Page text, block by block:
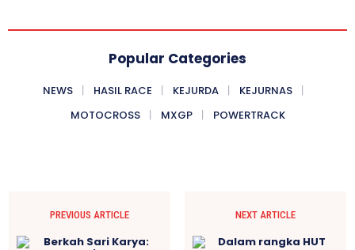
Popular Categories
NEWS HASIL RACE KEJURDA
KEJURNAS
MOTOCROSS
MXGP POWERTRACK
PREVIOUS ARTICLE NEXT ARTICLE